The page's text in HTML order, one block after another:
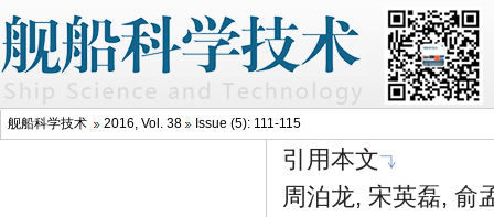
舰船科学技术 2016, Vol. 38 Issue (5): 111-115
引用本文
周泊龙, 宋英磊, 俞